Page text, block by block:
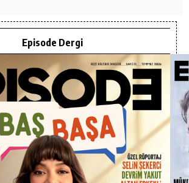
Episode Dergi